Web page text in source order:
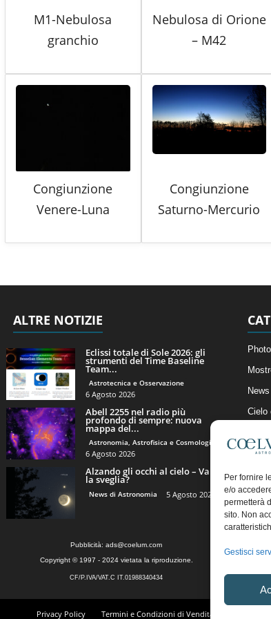
Per fornire
e/o
permetterà
sito. Non
Gestisci
M1-Nebulosa
granchio
Nebulosa di Orione
– M42
Congiunzione
Venere-Luna
Congiunzione
Saturno-Mercurio
ALTRE NOTIZIE
Eclissi totale di Sole 2026: gli
strumenti del Time Baseline
Team...
Astrotecnica e Osservazione
6 Agosto 2026
Abell 2255 nel radio più
profondo di sempre: nuova
mappa del...
Astronomia, Astrofisica e Cosmologia
6 Agosto 2026
Alzando gli occhi al cielo – Vale
la sveglia?
News di Astronomia 5 Agosto 2026
Cielo
Il
Pubblicità: ads@coelum.com
Copyright © 1997 - 2024 vietata la riproduzione.
CF/P.IVA/VAT.C IT.01988340434
Privacy Policy Termini e Condizioni di Vendita